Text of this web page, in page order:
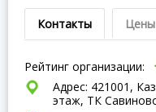
Контакты Цены
Рейтинг организации:
Адрес: 421001,
этаж, ТК